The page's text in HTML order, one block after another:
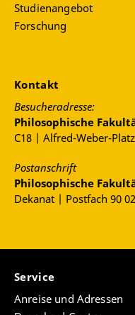
Studienangebot
Forschung
Kontakt
Besucheradresse:
Philosophische
C18 | Alfred-Weber-
Postanschrift
Philosophische
Dekanat | Postfach 90
Service
Anreise und Adressen